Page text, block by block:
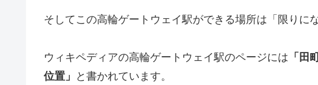
そしてこの高輪ゲートウェイ駅ができる場所は「限りに
ウィキペディアの高輪ゲートウェイ駅のページには 「田
位置」
と書かれています。